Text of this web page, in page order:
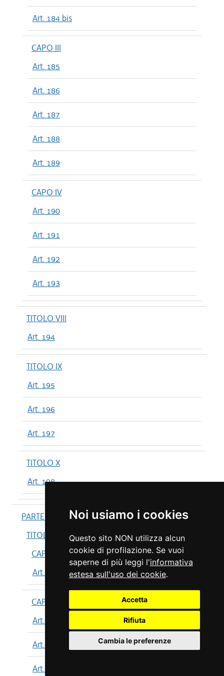
Noi usiamo i cookies
Questo sito NON utilizza alcun
cookie di profilazione. Se vuoi
saperne di più leggi l'informativa
estesa sull'uso dei cookie.
Accetta
Rifiuta
Cambia le preferenze
Art. 184 bis
CAPO III
Art. 185
Art. 186
Art. 187
Art. 188
Art. 189
CAPO IV
Art. 190
Art. 191
Art. 192
Art. 193
TITOLO VIII
Art. 194
TITOLO IX
Art. 195
Art. 196
Art. 197
TITOLO X
Art. 198
PARTE IV
TITOLO I
CAPO I
Art. 199
CAPO II
Art. 200
Art. 201
Art. 202